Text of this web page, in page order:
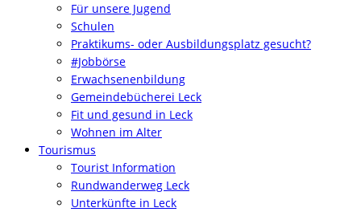
Für unsere Jugend
Schulen
Praktikums- oder Ausbildungsplatz gesucht?
#Jobbörse
Erwachsenenbildung
Gemeindebücherei Leck
Fit und gesund in Leck
Wohnen im Alter
Tourismus
Tourist Information
Rundwanderweg Leck
Unterkünfte in Leck